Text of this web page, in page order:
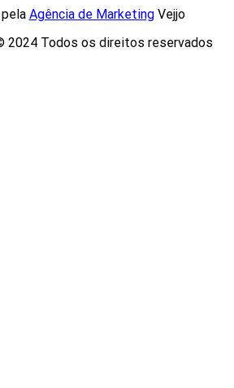
Agência de MarketingVejjo​
2024 Todos os direitos reservados